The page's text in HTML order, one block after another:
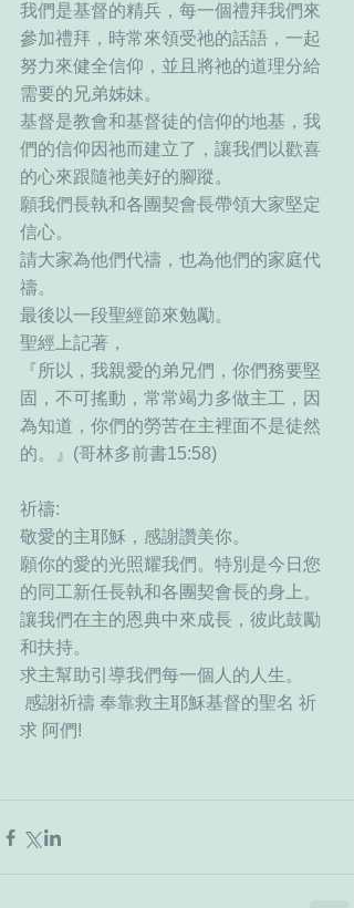
我們是基督的精兵，每一個禮拜我們來
參加禮拜，時常來領受祂的話語，一起
努力來健全信仰，並且將祂的道理分給
需要的兄弟姊妹。
基督是教會和基督徒的信仰的地基，我
們的信仰因祂而建立了，讓我們以歡喜
的心來跟隨祂美好的腳蹤。
願我們長執和各團契會長帶領大家堅定
信心。
請大家為他們代禱，也為他們的家庭代
禱。
最後以一段聖經節來勉勵。
聖經上記著，
『所以，我親愛的弟兄們，你們務要堅
固，不可搖動，常常竭力多做主工，因
為知道，你們的勞苦在主裡面不是徒然
的。』(哥林多前書15:58)
祈禱:
敬愛的主耶穌，感謝讚美你。
願你的愛的光照耀我們。特別是今日您
的同工新任長執和各團契會長的身上。
讓我們在主的恩典中來成長，彼此鼓勵
和扶持。
求主幫助引導我們每一個人的人生。
求 阿們!